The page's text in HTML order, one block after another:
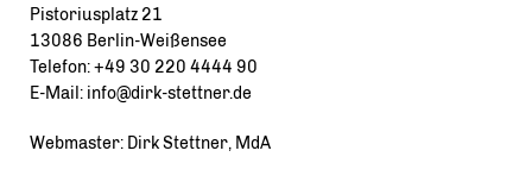
Pistoriusplatz 21
13086 Berlin-Weißensee
Telefon: +49 30 220 4444 90
E-Mail: info@dirk-stettner.de
Webmaster: Dirk Stettner, MdA